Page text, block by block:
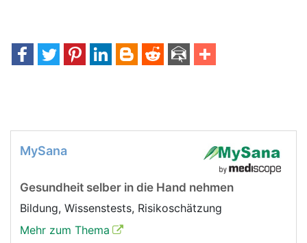
MySana
Gesundheit selber in die Hand nehmen
Bildung, Wissenstests, Risikoschätzung
Mehr zum Thema